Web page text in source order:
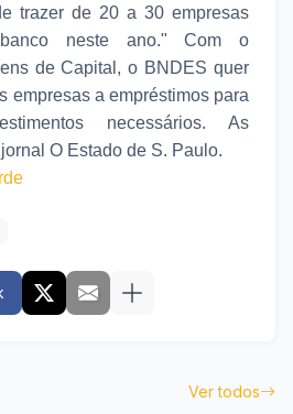
trazer de 20 a 30 empresas
neste ano." Com o
de Capital, o BNDES quer
empresas a empréstimos para
necessários. As
O Estado de S. Paulo.
Ver todos